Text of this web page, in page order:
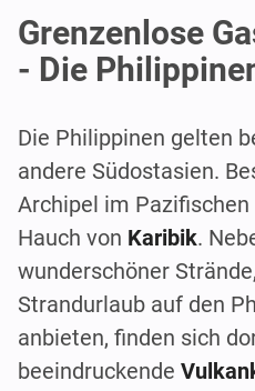
Grenzenlose
- Die
Die Philippinen gelten
andere Südostasien.
Archipel im
Hauch von Karibik.
wunderschöner
Strandurlaub auf den
anbieten, finden sich
beeindruckende